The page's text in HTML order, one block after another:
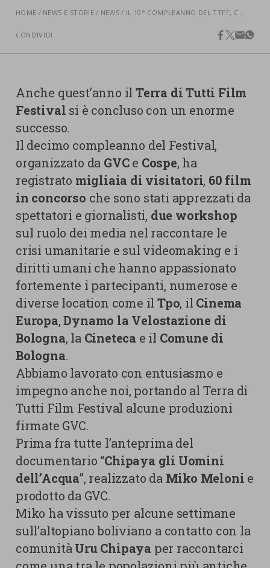
PARTECIPA
Centro studi
Aziende e Fondazioni
Trasparenza
Lavora con noi
CERCACARRELLO
Cookie di marketing
Cookie di terze parti
HOME NEWS E STORIE NEWS IL 10° COMPLEANNO DEL TTFF, COME LO ABBIAMO VISSUTO NOI
CONDIVIDI facebook
twitter
email
Anche quest’anno il Terra di Tutti Film
Festival si è concluso con un enorme
successo.
Il decimo compleanno del Festival,
organizzato da GVCe Cospe, ha
registrato migliaia di visitatori, 60 film
in concorso che sono stati apprezzati da
spettatori e giornalisti, due workshop
sul ruolo dei media nel raccontare le
crisi umanitarie e sul videomaking e i
diritti umani che hanno appassionato
fortemente i partecipanti, numerose e
diverse location come ilTpo, il Cinema
Europa,Dynamo la Velostazione di
Bologna, la Cineteca e il Comune di
Bologna.
Abbiamo lavorato con entusiasmo e
impegno anche noi, portando al Terra di
Tutti Film Festival alcune produzioni
firmate GVC.
Prima fra tutte l’anteprima del
documentario “Chipaya gli Uomini
dell’Acqua”, realizzato da Miko Meloni e
prodotto da GVC.
Miko ha vissuto per alcune settimane
sull’altopiano boliviano a contatto con la
comunitàUru Chipaya per raccontarci